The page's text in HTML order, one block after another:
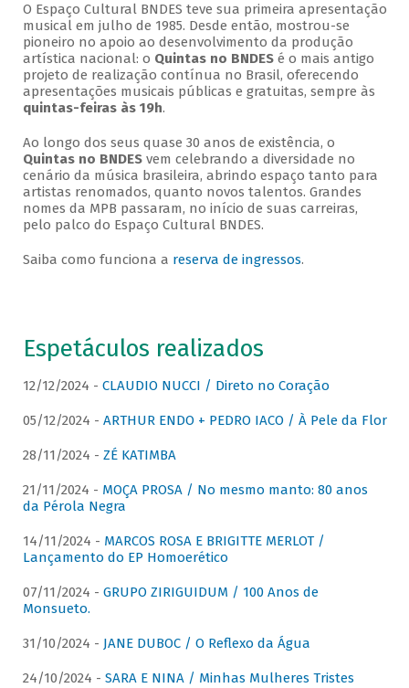
O Espaço Cultural BNDES teve sua primeira apresentação
musical em julho de 1985. Desde então, mostrou-se
pioneiro no apoio ao desenvolvimento da produção
artística nacional: o Quintas no BNDESé o mais antigo
projeto de realização contínua no Brasil, oferecendo
apresentações musicais públicas e gratuitas, sempre às
quintas-feiras às 19h.
Ao longo dos seus quase 30 anos de existência, o
Quintas no BNDESvem celebrando a diversidade no
cenário da música brasileira, abrindo espaço tanto para
artistas renomados, quanto novos talentos. Grandes
nomes da MPB passaram, no início de suas carreiras,
pelo palco do Espaço Cultural BNDES.
Saiba como funciona a reserva de ingressos.
Espetáculos realizados
12/12/2024 - CLAUDIO NUCCI / Direto no Coração
05/12/2024 - ARTHUR ENDO + PEDRO IACO / À Pele da Flor
28/11/2024 - ZÉ KATIMBA
21/11/2024 - MOÇA PROSA / No mesmo manto: 80 anos
da Pérola Negra
14/11/2024 - MARCOS ROSA E BRIGITTE MERLOT /
Lançamento do EP Homoerético
07/11/2024 - GRUPO ZIRIGUIDUM / 100 Anos de
Monsueto.
31/10/2024 - JANE DUBOC / O Reflexo da Água
24/10/2024 - SARA E NINA / Minhas Mulheres Tristes